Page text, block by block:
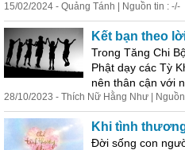
15/02/2024 - Quảng Tánh | Nguồn tin : -/-
Kết bạn theo
Trong Tăng Chi
Phật dạy các Tỳ
nên thân cận với
28/10/2023 - Thích Nữ Hằng Như |
Khi tình
Đời sống con